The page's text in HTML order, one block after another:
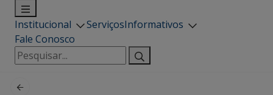
Institucional ServiçosInformativos
Fale Conosco
Pesquisar
por: